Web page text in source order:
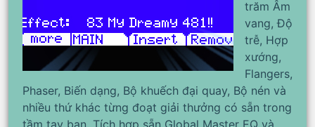
trăm Âm
vang, Độ
trễ, Hợp
xướng,
Flangers,
Phaser, Biến dạng, Bộ khuếch đại quay, Bộ nén và
nhiều thứ khác từng đoạt giải thưởng có sẵn trong